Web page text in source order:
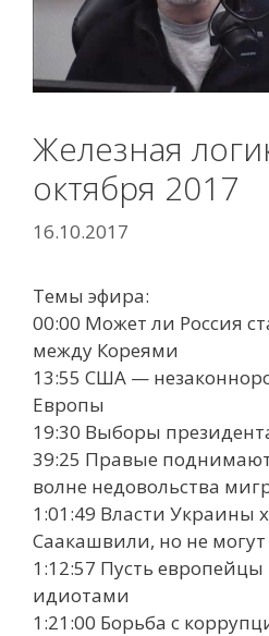
Железная
октября 2017
16.10.2017
Темы эфира:
00:00 Может ли Россия
между Кореями
13:55 США —
Европы
19:30 Выборы
39:25 Правые
волне недовольства
1:01:49 Власти Украины
Саакашвили, но не могут
1:12:57 Пусть европейцы
идиотами
1:21:00 Борьба с